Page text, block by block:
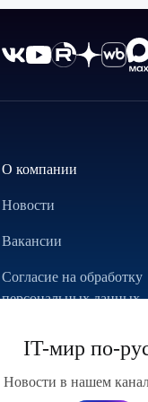
IT-мир по-
Новости в нашем
О компании
Новости
Вакансии
Согласие на обработку
персональных данных